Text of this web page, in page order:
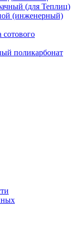
(для Теплиц)
(инженерный)
поликарбонат